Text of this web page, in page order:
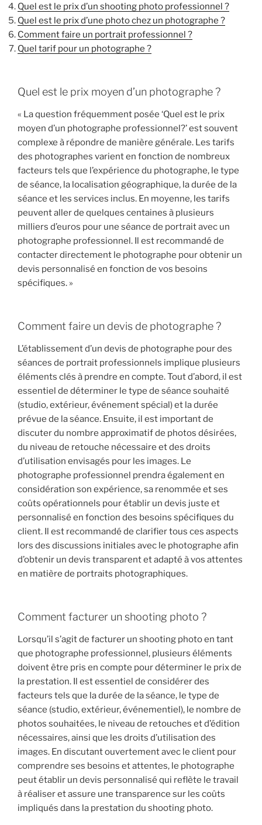
Quel est le prix d’un shooting photo professionnel ?
Quel est le prix d’une photo chez un photographe ?
Comment faire un portrait professionnel ?
Quel tarif pour un photographe ?
Quel est le prix moyen d’un photographe ?
« La question fréquemment posée ‘Quel est le prix
moyen d’un photographe professionnel?’ est souvent
complexe à répondre de manière générale. Les tarifs
des photographes varient en fonction de nombreux
facteurs tels que l’expérience du photographe, le type
de séance, la localisation géographique, la durée de la
séance et les services inclus. En moyenne, les tarifs
peuvent aller de quelques centaines à plusieurs
milliers d’euros pour une séance de portrait avec un
photographe professionnel. Il est recommandé de
contacter directement le photographe pour obtenir un
devis personnalisé en fonction de vos besoins
spécifiques. »
Comment faire un devis de photographe ?
L’établissement d’un devis de photographe pour des
séances de portrait professionnels implique plusieurs
éléments clés à prendre en compte. Tout d’abord, il est
essentiel de déterminer le type de séance souhaité
(studio, extérieur, événement spécial) et la durée
prévue de la séance. Ensuite, il est important de
discuter du nombre approximatif de photos désirées,
du niveau de retouche nécessaire et des droits
d’utilisation envisagés pour les images. Le
photographe professionnel prendra également en
considération son expérience, sa renommée et ses
coûts opérationnels pour établir un devis juste et
personnalisé en fonction des besoins spécifiques du
client. Il est recommandé de clarifier tous ces aspects
lors des discussions initiales avec le photographe afin
d’obtenir un devis transparent et adapté à vos attentes
en matière de portraits photographiques.
Comment facturer un shooting photo ?
Lorsqu’il s’agit de facturer un shooting photo en tant
que photographe professionnel, plusieurs éléments
doivent être pris en compte pour déterminer le prix de
la prestation. Il est essentiel de considérer des
facteurs tels que la durée de la séance, le type de
séance (studio, extérieur, événementiel), le nombre de
photos souhaitées, le niveau de retouches et d’édition
nécessaires, ainsi que les droits d’utilisation des
images. En discutant ouvertement avec le client pour
comprendre ses besoins et attentes, le photographe
peut établir un devis personnalisé qui reflète le travail
à réaliser et assure une transparence sur les coûts
impliqués dans la prestation du shooting photo.